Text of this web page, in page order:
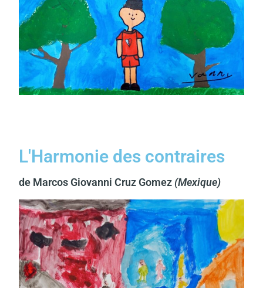
L'Harmonie des contraires
de Marcos Giovanni Cruz Gomez (Mexique)